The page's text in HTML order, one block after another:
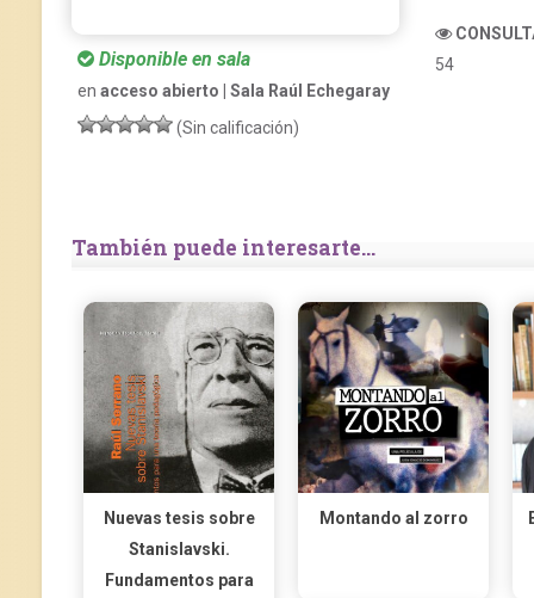
Disponible en sala
en acceso abierto | Sala Raúl Echegaray
(Sin calificación)
54
También puede interesarte...
Nuevas tesis sobre
Stanislavski.
Fundamentos para
Montando al zorro